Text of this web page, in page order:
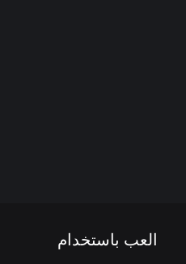
العب باستخدام